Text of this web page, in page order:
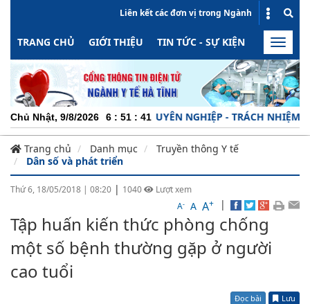
Liên kết các đơn vị trong Ngành
TRANG CHỦ GIỚI THIỆU TIN TỨC - SỰ KIỆN HOẠT
Toggle
Chủ Nhật, 9/8/2026 6 : 51 : 42
CHUYÊN NGHIỆP - TRÁCH NHIỆM -
Trang chủ Danh mục
Truyền thông Y tế
Dân số và phát triển
Thứ 6, 18/05/2018 | 08:20 | 1040
Lượt xem
A- A A+ |
Tập huấn kiến thức phòng chống
một số bệnh thường gặp ở người
cao tuổi
Đọc bài Lưu